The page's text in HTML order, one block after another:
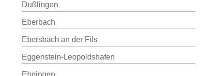
Dußlingen
Eberbach
Ebersbach an der Fils
Eggenstein-Leopoldshafen
Ehningen